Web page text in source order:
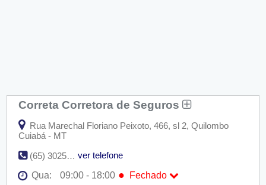
Correta Corretora de Seguros
Rua Marechal Floriano Peixoto, 466, sl 2, Quilombo
Cuiabá - MT
(65) 3025-5454
ver telefone
Qua:
09:00 - 18:00 ● Fechado